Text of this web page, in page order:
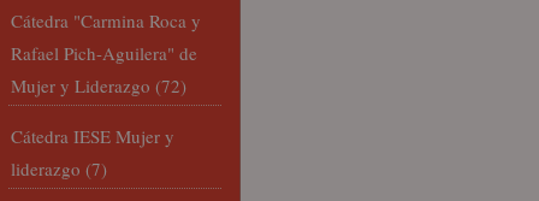
Cátedra "Carmina Roca y
Rafael Pich-Aguilera" de
Mujer y Liderazgo (72)
Cátedra IESE Mujer y
liderazgo (7)